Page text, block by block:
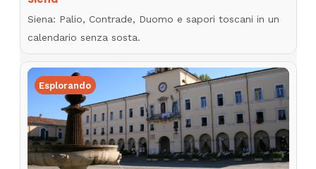
Siena: Palio, Contrade, Duomo e sapori toscani in un
calendario senza sosta.
Esplorando